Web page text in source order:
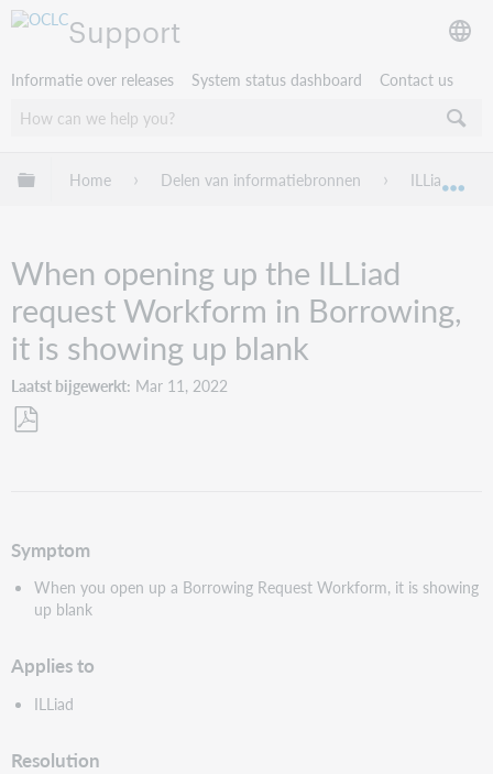
Support
Informatie over releases System status dashboard Contact us
Mondiale hiërarchie uitvouwen / samenvouwen
Home Delen van informatiebronnen ILLiad
When opening up the ILLiad
request Workform in Borrowing,
it is showing up blank
Laatst bijgewerkt Mar 11, 2022
Symptom
When you open up a Borrowing Request Workform, it is showing
up blank
Applies to
ILLiad
Resolution